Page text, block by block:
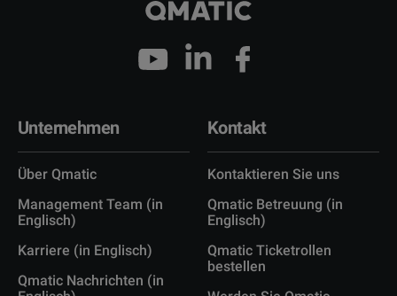
Unternehmen
Über Qmatic
Management Team (in
Englisch)
Karriere (in Englisch)
Qmatic Nachrichten (in
Kontakt
Kontaktieren Sie uns
Qmatic Betreuung (in
Englisch)
Qmatic Ticketrollen
bestellen